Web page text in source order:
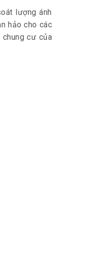
lượng ánh
hảo cho các
cư của